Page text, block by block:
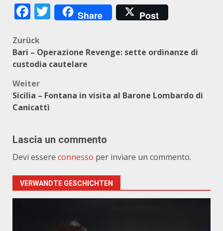
Facebook
Twitter
Share Post
Beitragsnavigation
Zurück
Bari – Operazione Revenge: sette ordinanze di
custodia cautelare
Weiter
Sicilia – Fontana in visita al Barone Lombardo di
Canicattì
Lascia un commento
Devi essere connesso per inviare un commento.
VERWANDTE GESCHICHTEN